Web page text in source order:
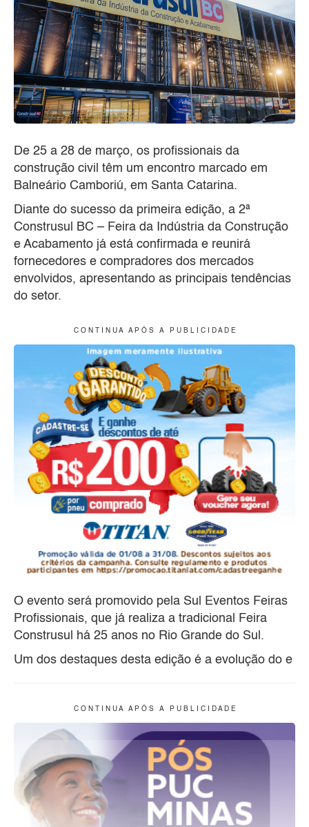
De 25 a 28 de março, os profissionais da
construção civil têm um encontro marcado em
Balneário Camboriú, em Santa Catarina.
Diante do sucesso da primeira edição, a 2ª
Construsul BC – Feira da Indústria da Construção
e Acabamento já está confirmada e reunirá
fornecedores e compradores dos mercados
envolvidos, apresentando as principais tendências
do setor.
C O N T I N U A A P Ó S A P U B L I C I D A D E
O evento será promovido pela Sul Eventos Feiras
Profissionais, que já realiza a tradicional Feira
Construsul há 25 anos no Rio Grande do Sul.
Um dos destaques desta edição é a evolução do e
C O N T I N U A A P Ó S A P U B L I C I D A D E